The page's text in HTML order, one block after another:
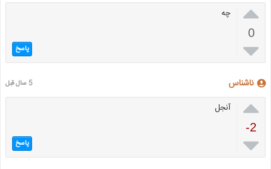

0

چه
پاسخ
ناشناس 5 سال قبل

-2

آنجل
پاسخ